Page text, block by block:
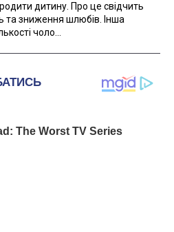
дитину. Про це свідчить
та зниження шлюбів. Інша
чоло...